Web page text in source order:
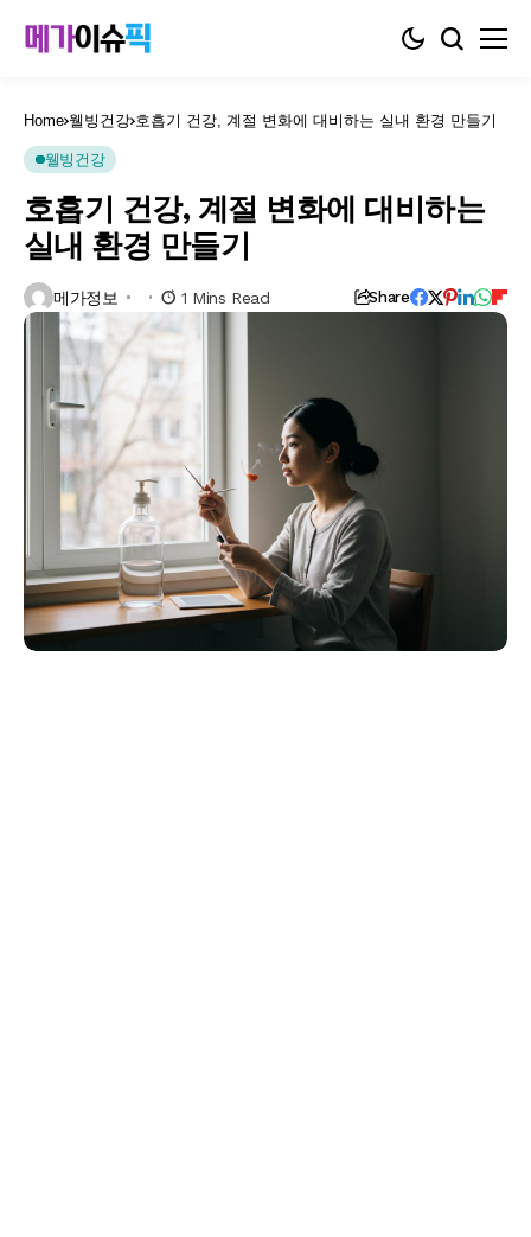
Home 웰빙건강 호흡기 건강, 계절 변화에 대비하는 실내 환경 만들기
웰빙건강
호흡기 건강, 계절 변화에 대비하는
실내 환경 만들기
메가정보 1 Mins Read Share